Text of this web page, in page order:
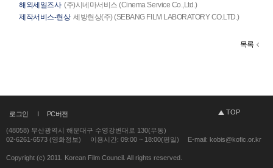
해외세일즈사 (주)시네마서비스 (Cinema Service Co.,Ltd.)
제작서비스-현상 세방현상(주) (SEBANG FILM LABORATORY CO.LTD.)
목록
로그인 PC버전 TOP
(48058) 부산광역시 해운대구 수영강변대로 130(우동)
02-6261-6573 (영화정보)
이용시간: 09:00 ~ 18:00(평일) E-mail: kobis@kofic.or.kr
Copyright (c) 2011. Korean Film Council. All rights reserved.